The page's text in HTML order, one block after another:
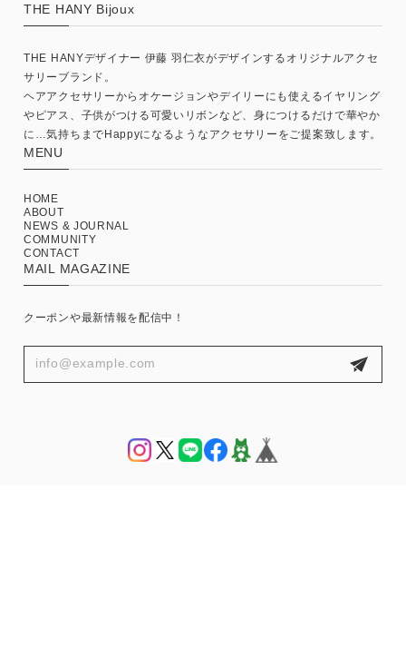
THE HANY Bijoux
THE HANYデザイナー 伊藤 羽仁衣がデザインするオリジナルアクセ
サリーブランド。
ヘアアクセサリーからオケージョンやデイリーにも使えるイヤリング
やピアス、子供がつける可愛いリボンなど、身につけるだけで華やか
に…気持ちまでHappyになるようなアクセサリーをご提案致します。
MENU
HOME
ABOUT
NEWS & JOURNAL
COMMUNITY
CONTACT
MAIL MAGAZINE
クーポンや最新情報を配信中！